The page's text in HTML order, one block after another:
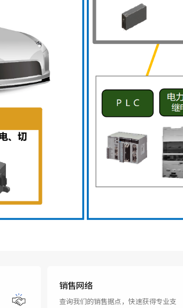
销售网络
查询我们的销售据点，快速获得专业支